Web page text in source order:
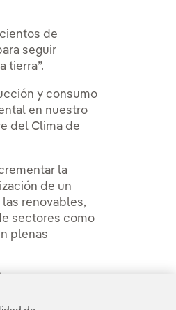
de
seguir
tierra”.
y consumo
en nuestro
del Clima de
la
de un
renovables,
sectores como
plenas